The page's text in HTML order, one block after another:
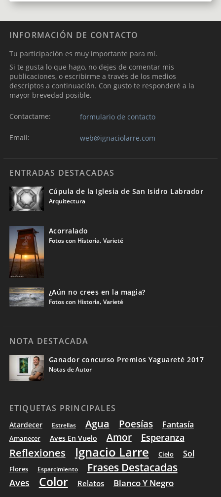
INFORMACIÓN DE CONTACTO
Tu participación es muy importante para mí.
Si te gusta lo que hago, no dejes de comentar mis
publicaciones, o escribirme a través de los medios
descriptos a continuación. Con gusto te responderé a la
mayor brevedad posible.
Contactame: formulario de contacto
Email: web@ignaciolarre.com
ENTRADAS DESTACADAS
Cúpula de la Iglesia de San Isidro Labrador
Arquitectura
Acorralado
Fotos con Historia, Varieté
¿Aún no crees en la magia?
Fotos con Historia, Varieté
NOTA DESTACADA
Ganador concurso Premios Yaguareté 2017
Notas de Autor
ETIQUETAS PRINCIPALES
Atardecer Estrellas Agua Poesías Fantasía
Amanecer Aves En Vuelo Amor Esperanza
Reflexiones Ignacio Larre Cielo Sol
Flores Esparcimiento Frases Destacadas
Aves Color Relatos Blanco Y Negro